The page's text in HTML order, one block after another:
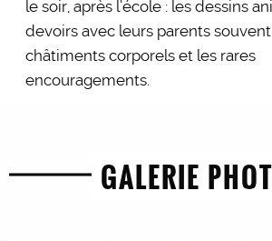
le soir, après l’école : les dessins
devoirs avec leurs parents
châtiments corporels et les rares
encouragements.
GALERIE